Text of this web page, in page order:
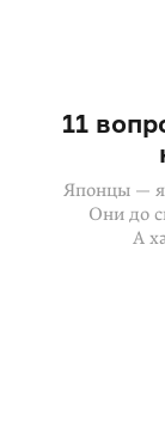
11
Японцы —
Они до
А